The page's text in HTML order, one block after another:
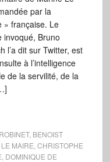
par la
» française. Le
invoqué, Bruno
l’a dit sur Twitter, est
à l’intelligence
de la servilité, de la
, BENOIST
MAIRE CHRISTOPHE
DOMINIQUE DE